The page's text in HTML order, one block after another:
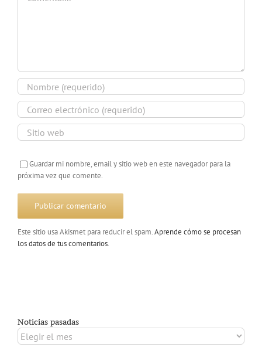
Guardar mi nombre, email y sitio web en este navegador para la
próxima vez que comente.
Este sitio usa Akismet para reducir el spam.Aprende cómo se procesan
los datos de tus comentarios.
Noticias pasadas
Noticias
pasadas